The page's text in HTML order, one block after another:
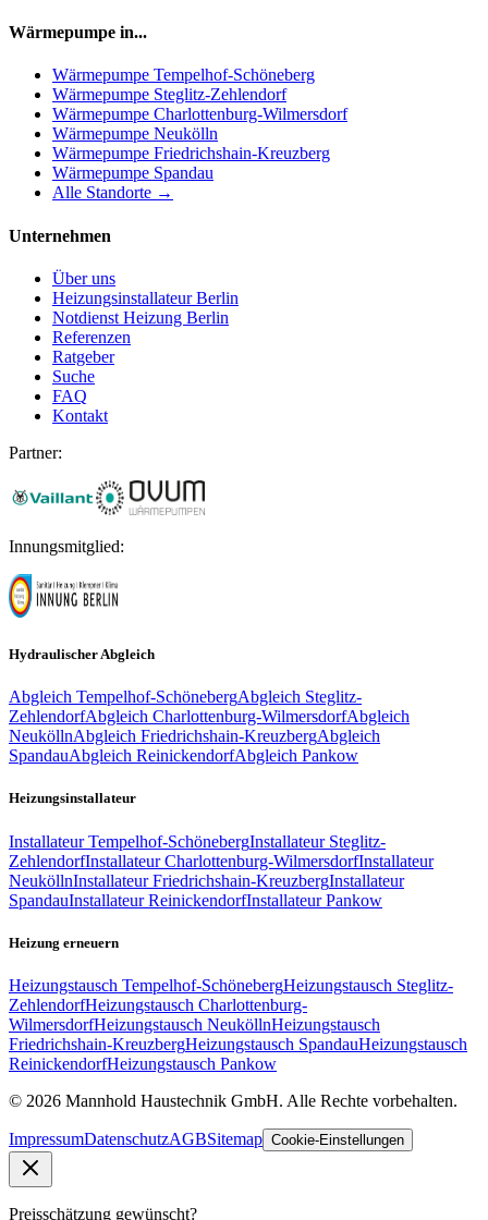
Wärmepumpe in...
Wärmepumpe Tempelhof-Schöneberg
Wärmepumpe Steglitz-Zehlendorf
Wärmepumpe Charlottenburg-Wilmersdorf
Wärmepumpe Neukölln
Wärmepumpe Friedrichshain-Kreuzberg
Wärmepumpe Spandau
Alle Standorte →
Unternehmen
Über uns
Heizungsinstallateur Berlin
Notdienst Heizung Berlin
Referenzen
Ratgeber
Suche
FAQ
Kontakt
Partner:
Innungsmitglied:
Hydraulischer Abgleich
Abgleich Tempelhof-SchönebergAbgleich Steglitz-
ZehlendorfAbgleich Charlottenburg-WilmersdorfAbgleich
NeuköllnAbgleich Friedrichshain-KreuzbergAbgleich
SpandauAbgleich ReinickendorfAbgleich Pankow
Heizungsinstallateur
Installateur Tempelhof-SchönebergInstallateur Steglitz-
ZehlendorfInstallateur Charlottenburg-WilmersdorfInstallateur
NeuköllnInstallateur Friedrichshain-KreuzbergInstallateur
SpandauInstallateur ReinickendorfInstallateur Pankow
Heizung erneuern
Heizungstausch Tempelhof-SchönebergHeizungstausch Steglitz-
ZehlendorfHeizungstausch Charlottenburg-
WilmersdorfHeizungstausch NeuköllnHeizungstausch
Friedrichshain-KreuzbergHeizungstausch SpandauHeizungstausch
ReinickendorfHeizungstausch Pankow
© 2026 Mannhold Haustechnik GmbH. Alle Rechte vorbehalten.
ImpressumDatenschutzAGBSitemap Cookie-Einstellungen
Preisschätzung gewünscht?